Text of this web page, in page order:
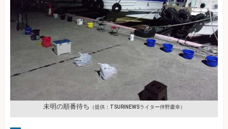
未明の順番待ち （提供：TSURINEWSライター伴野慶幸）